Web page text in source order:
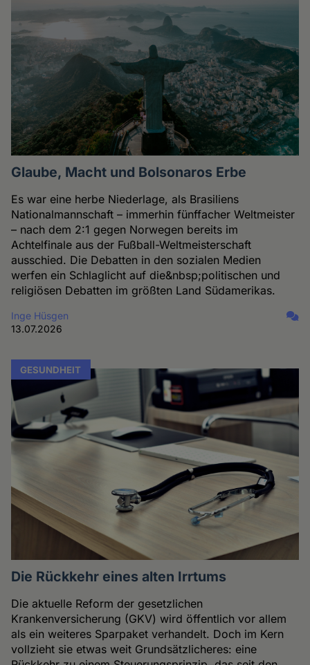
Glaube, Macht und Bolsonaros Erbe
Es war eine herbe Niederlage, als Brasiliens
Nationalmannschaft – immerhin fünffacher Weltmeister
– nach dem 2:1 gegen Norwegen bereits im
Achtelfinale aus der Fußball-Weltmeisterschaft
ausschied. Die Debatten in den sozialen Medien
werfen ein Schlaglicht auf die&nbsp;politischen und
religiösen Debatten im größten Land Südamerikas.
Inge Hüsgen
13.07.2026
GESUNDHEIT
Die Rückkehr eines alten Irrtums
Die aktuelle Reform der gesetzlichen
Krankenversicherung (GKV) wird öffentlich vor allem
als ein weiteres Sparpaket verhandelt. Doch im Kern
vollzieht sie etwas weit Grundsätzlicheres: eine